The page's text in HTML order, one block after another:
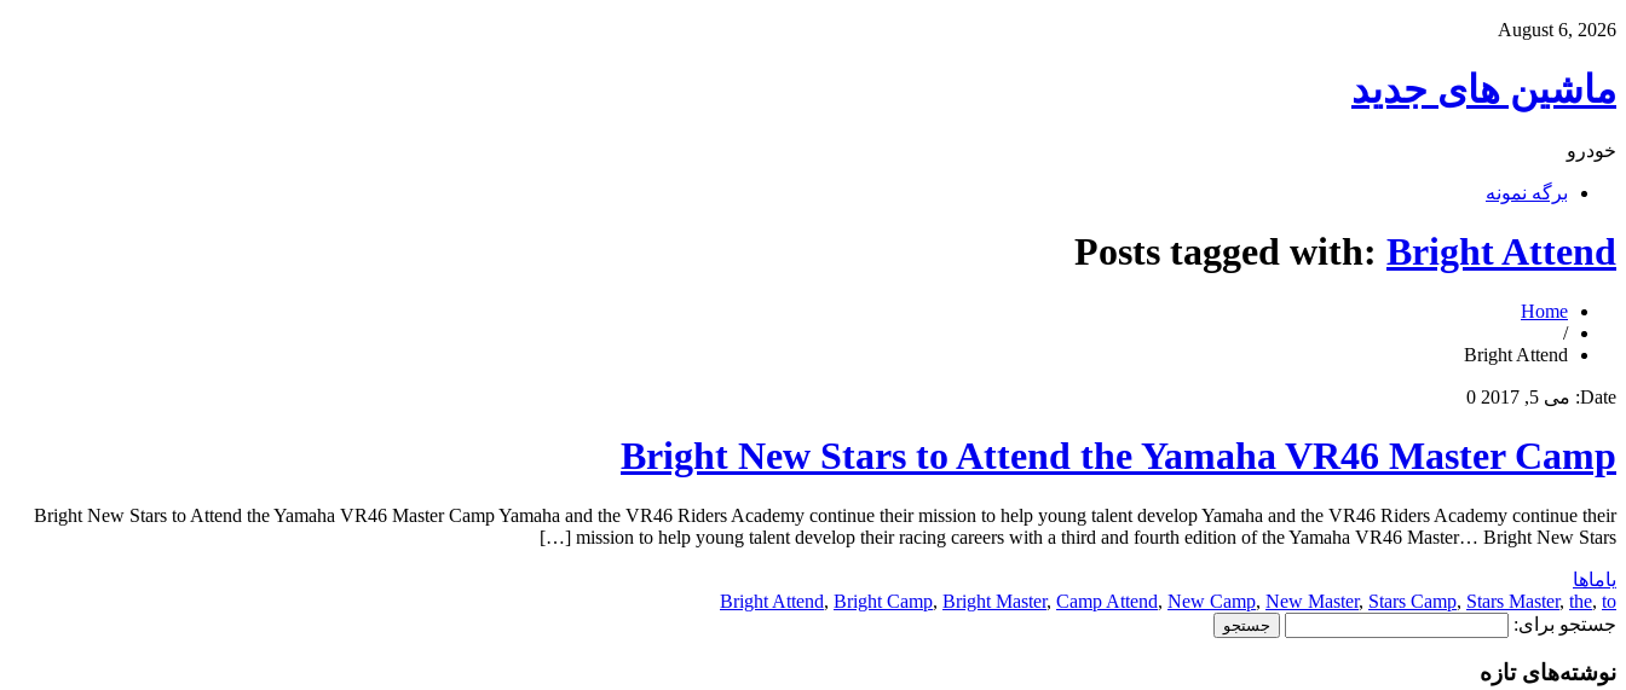
August 6, 2026
ماشین های جدید
خودرو
برگه نمونه
Posts tagged with: Bright Attend
Home
/
Bright Attend
Date: می 5, 2017 0
Bright New Stars to Attend the Yamaha VR46 Master Camp
Bright New Stars to Attend the Yamaha VR46 Master Camp Yamaha and the VR46 Riders Academy continue their mission to help young talent develop Yamaha and the VR46 Riders Academy continue their
mission to help young talent develop their racing careers with a third and fourth edition of the Yamaha VR46 Master… Bright New Stars […]
یاماها
Bright Attend, Bright Camp, Bright Master, Camp Attend, New Camp, New Master, Stars Camp, Stars Master, the, to
جستجو برای:
نوشته‌های تازه